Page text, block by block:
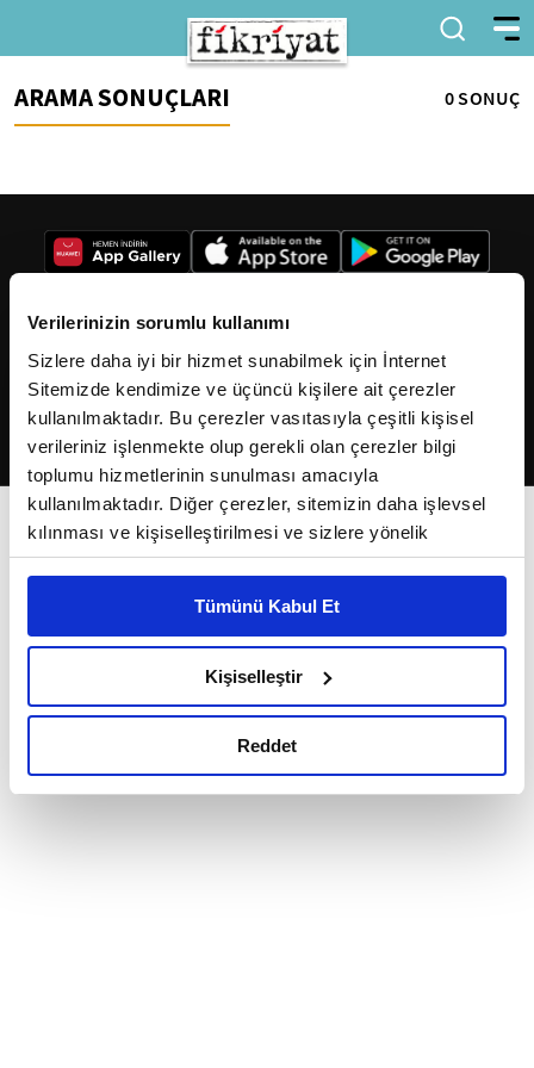
Verilerinizin sorumlu kullanımı
Sizlere daha iyi bir hizmet sunabilmek için İnternet
Sitemizde kendimize ve üçüncü kişilere ait çerezler
kullanılmaktadır. Bu çerezler vasıtasıyla çeşitli kişisel
verileriniz işlenmekte olup gerekli olan çerezler bilgi
toplumu hizmetlerinin sunulması amacıyla
kullanılmaktadır. Diğer çerezler, sitemizin daha işlevsel
kılınması ve kişiselleştirilmesi ve sizlere yönelik
reklam/pazarlama faaliyetlerinin yapılması, amaçlarıyla
Çerezlere ilişkin tercihlerinizi çerez paneli vasıtasıyla
belirleyebilirsiniz. Çerezlere ilişkin detaylı bilgi için
Ayarlar butonuna tıklayabilir,Çerez Bilgilendirme
Metnimizi ziyaret edebilirsiniz.
okumak ve sitemizi ziyaretiniz kapsamında
Tümünü Kabul Et
Kişiselleştir
Reddet
ARAMA SONUÇLARI 0 SONUÇ
2026Fikriyat. Tüm hakları saklıdır.